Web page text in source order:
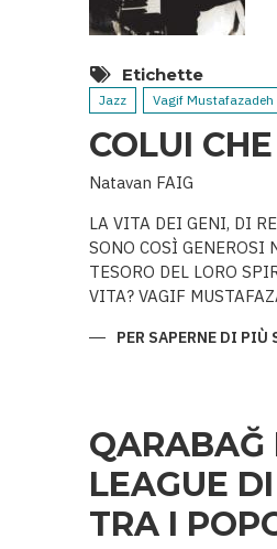
Etichette
Jazz Vagif Mustafazadeh
COLUI
Natavan FAIG
LA VITA DEI GENI, DI
SONO COSÌ GENEROSI
TESORO DEL LORO
VITA? VAGIF
PER SAPERNE DI PIÙ
QARABAĞ
LEAGUE
TRA I